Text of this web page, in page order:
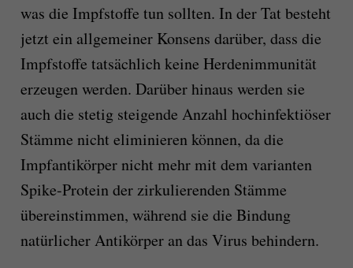
was die Impfstoffe tun sollten. In der Tat besteht
jetzt ein allgemeiner Konsens darüber, dass die
Impfstoffe tatsächlich keine Herdenimmunität
erzeugen werden. Darüber hinaus werden sie
auch die stetig steigende Anzahl hochinfektiöser
Stämme nicht eliminieren können, da die
Impfantikörper nicht mehr mit dem varianten
Spike-Protein der zirkulierenden Stämme
übereinstimmen, während sie die Bindung
natürlicher Antikörper an das Virus behindern.